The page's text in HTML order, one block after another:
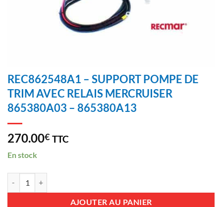
REC862548A1 – SUPPORT POMPE DE
TRIM AVEC RELAIS MERCRUISER
865380A03 – 865380A13
270.00€ TTC
En stock
AJOUTER AU PANIER